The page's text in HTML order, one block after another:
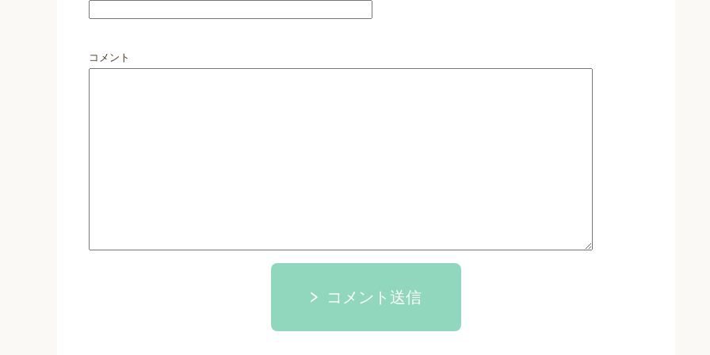
コメント
コメント送信